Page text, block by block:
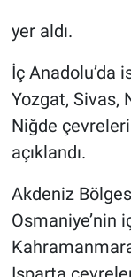
yer aldı.
İç Anadolu’da
Yozgat, Sivas,
Niğde
açıklandı.
Akdeniz
Osmaniye’nin